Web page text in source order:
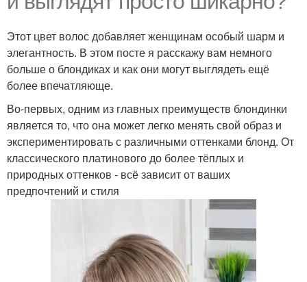
Этот цвет волос добавляет женщинам особый шарм и
элегантность. В этом посте я расскажу вам немного
больше о блондиках и как они могут выглядеть ещё
более впечатляюще.
Во-первых, одним из главных преимуществ блондинки
является то, что она может легко менять свой образ и
экспериментировать с различными оттенками блонд. От
классического платинового до более тёплых и
природных оттенков - всё зависит от ваших
предпочтений и стиля